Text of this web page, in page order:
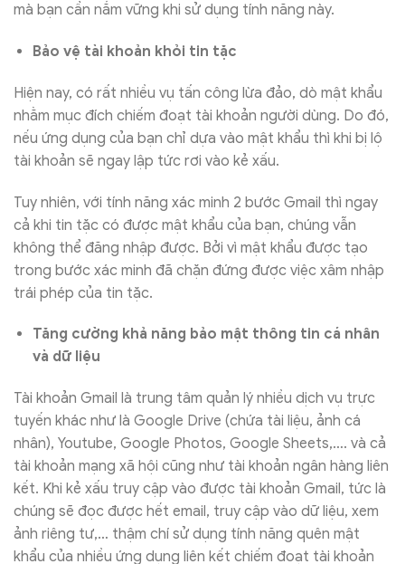
mà bạn cần nắm vững khi sử dụng tính năng này.
Bảo vệ tài khoản khỏi tin tặc
Hiện nay, có rất nhiều vụ tấn công lừa đảo, dò mật khẩu
nhằm mục đích chiếm đoạt tài khoản người dùng. Do đó,
nếu ứng dụng của bạn chỉ dựa vào mật khẩu thì khi bị lộ
tài khoản sẽ ngay lập tức rơi vào kẻ xấu.
Tuy nhiên, với tính năng xác minh 2 bước Gmail thì ngay
cả khi tin tặc có được mật khẩu của bạn, chúng vẫn
không thể đăng nhập được. Bởi vì mật khẩu được tạo
trong bước xác minh đã chặn đứng được việc xâm nhập
trái phép của tin tặc.
Tăng cường khả năng bảo mật thông tin cá nhân
và dữ liệu
Tài khoản Gmail là trung tâm quản lý nhiều dịch vụ trực
tuyến khác như là Google Drive (chứa tài liệu, ảnh cá
nhân), Youtube, Google Photos, Google Sheets,…. và cả
tài khoản mạng xã hội cũng như tài khoản ngân hàng liên
kết. Khi kẻ xấu truy cập vào được tài khoản Gmail, tức là
chúng sẽ đọc được hết email, truy cập vào dữ liệu, xem
ảnh riêng tư,… thậm chí sử dụng tính năng quên mật
khẩu của nhiều ứng dụng liên kết chiếm đoạt tài khoản